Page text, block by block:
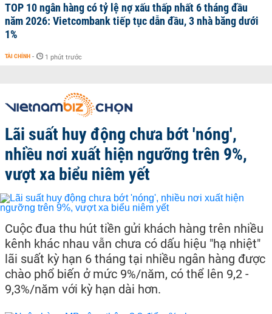
TOP 10 ngân hàng có tỷ lệ nợ xấu thấp nhất 6 tháng đầu
năm 2026: Vietcombank tiếp tục dẫn đầu, 3 nhà băng dưới
1%
TÀI CHÍNH - 1 phút trước
Lãi suất huy động chưa bớt 'nóng',
nhiều nơi xuất hiện ngưỡng trên 9%,
vượt xa biểu niêm yết
Cuộc đua thu hút tiền gửi khách hàng trên nhiều
kênh khác nhau vẫn chưa có dấu hiệu "hạ nhiệt"
lãi suất kỳ hạn 6 tháng tại nhiều ngân hàng được
chào phổ biến ở mức 9%/năm, có thể lên 9,2 -
9,3%/năm với kỳ hạn dài hơn.